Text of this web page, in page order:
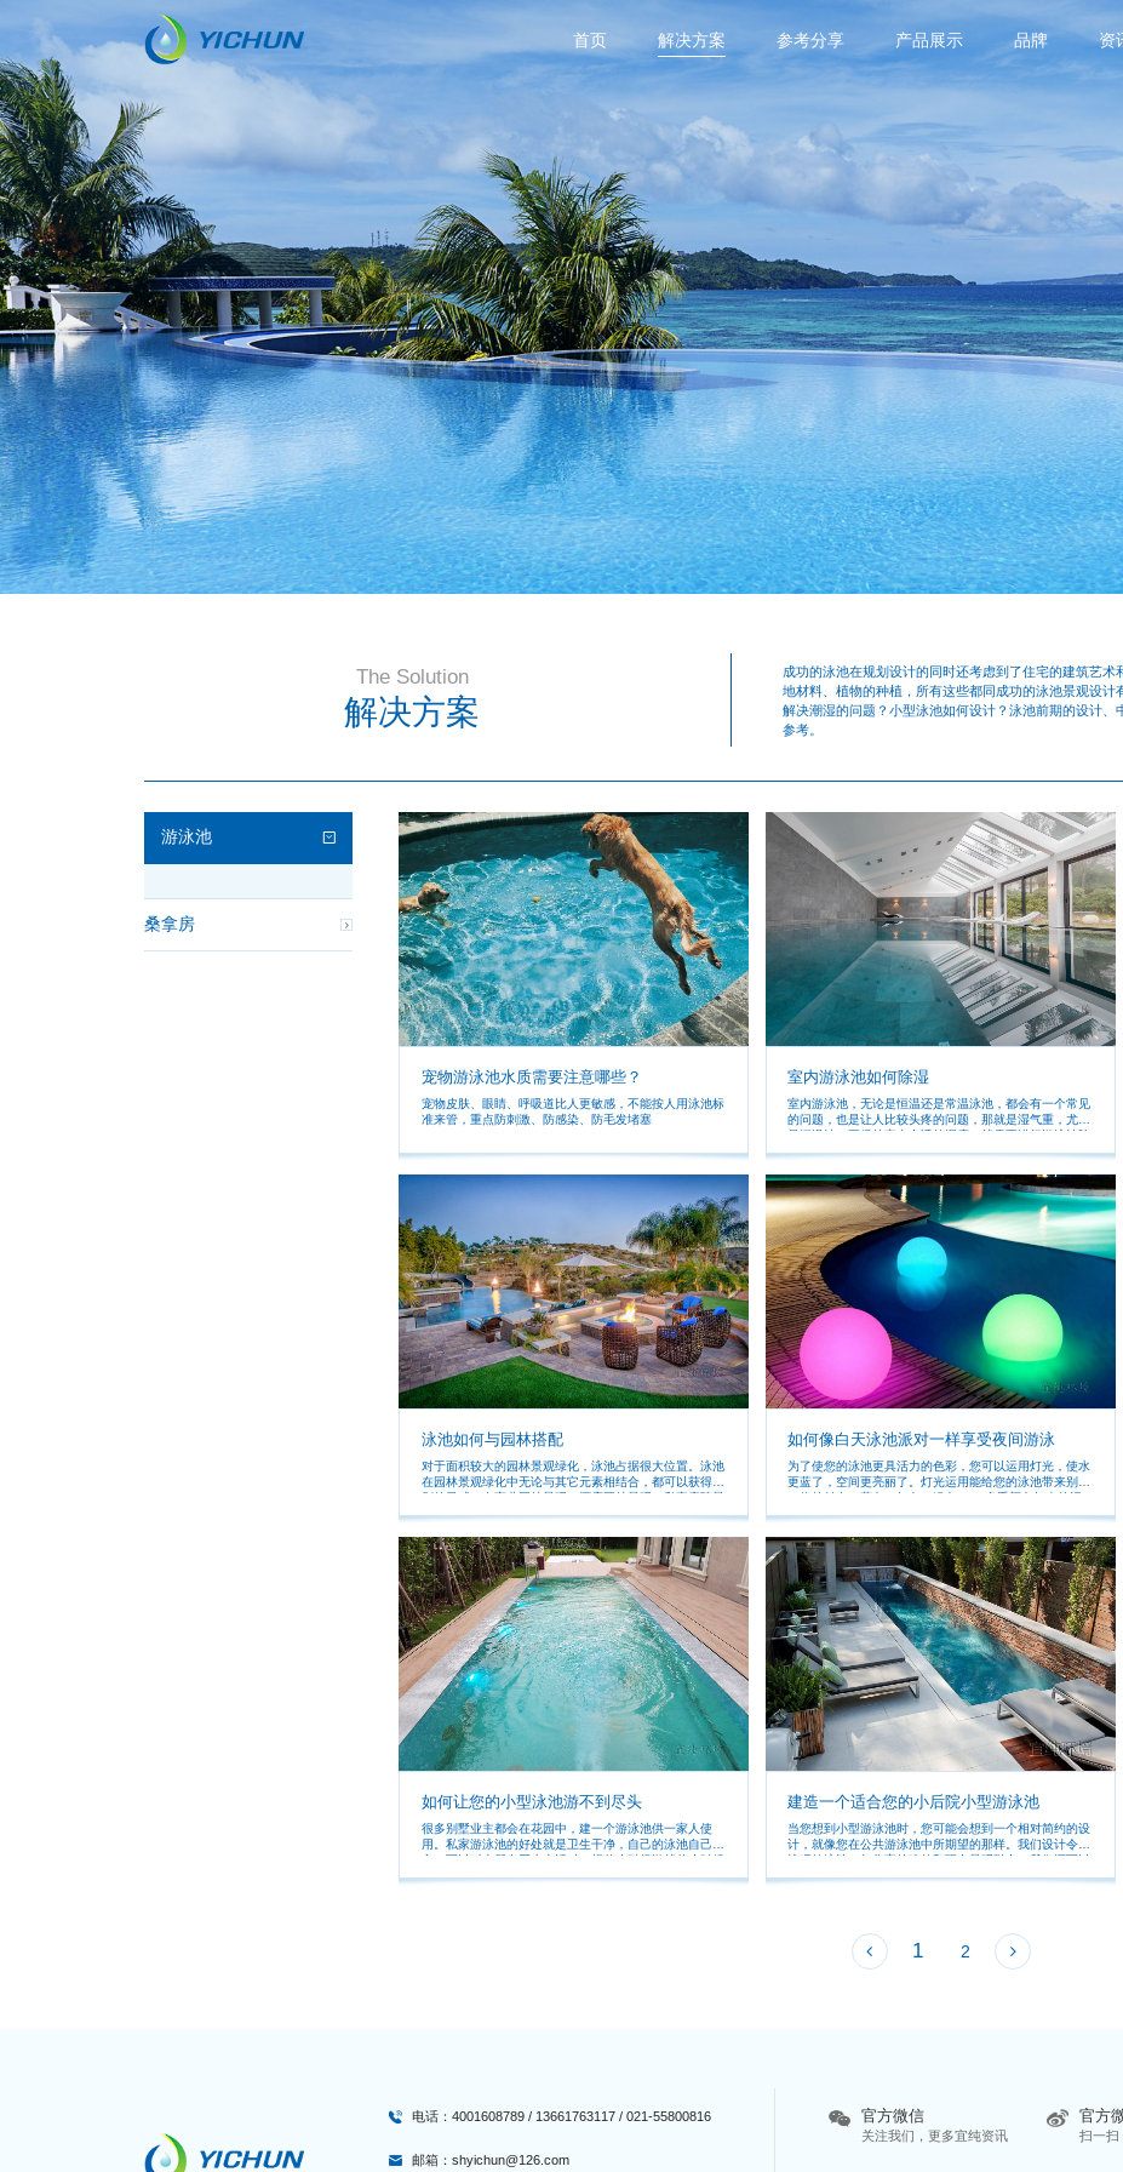
首页 解决方案 参考分享 产品展示 品牌 资
The Solution
解决方案
成功的泳池在规划设计的同时还考虑到了住宅的建筑艺
地材料、植物的种植，所有这些都同成功的泳池景观设
解决潮湿的问题？小型泳池如何设计？泳池前期的设计
参考。
游泳池
桑拿房
宠物游泳池水质需要注意哪些？
宠物皮肤、眼睛、呼吸道比人更敏感，不能按人用泳池标
准来管，重点防刺激、防感染、防毛发堵塞
室内游泳池如何除湿
室内游泳池，无论是恒温还是常温泳池，都会有一个常见
的问题，也是让人比较头疼的问题，那就是湿气重，尤其
是恒温池。要保持室内合适的湿度，就需要进行游泳池除
湿。 室内游泳池的高腐蚀性环境需要保持室内空气湿
水体的热量损失主要是由泳池表面的水体蒸发引起，当室
内泳池空间空气湿度越低和室内泳池空间空气温度越低，
那么室内泳池水体热损失和蒸发量就会越大，在室内泳池
空气湿度不能控制在理想的范围内时，不仅会腐蚀墙面，
房顶，以及周边设备，还会影响人的舒适度。
泳池如何与园林搭配
对于面积较大的园林景观绿化，泳池占据很大位置。泳池
在园林景观绿化中无论与其它元素相结合，都可以获得特
别的灵感，在商业园林景观、酒店园林景观、私家庭院景
观、别墅花园景观绿化中，在每一个地方，都会创造出你
计风格，泳池的设计可以不受很多限制空间，你的泳池设
计应该具有自己的风格，当别人进入私家庭院景观就能感
受到这个泳池很符合你的气质，整个园林景观绿化环境也
就变得吸引眼球了。
如何像白天泳池派对一样享受夜间游泳
为了使您的泳池更具活力的色彩，您可以运用灯光，使水
更蓝了，空间更亮丽了。灯光运用能给您的泳池带来别具
一格的魅力。蓝色、红色、绿色…… 多重颜色灯光的运
用，使您的泳池似是充满了梦幻般的色彩，绚丽缤纷，魅
如何让您的小型泳池游不到尽头
很多别墅业主都会在花园中，建一个游泳池供一家人使
用。私家游泳池的好处就是卫生干净，自己的泳池自己做
主，可以叫上朋友开水上派对，想什么时候游就什么时候
游。但很多业主不主动找游泳池的新乐趣很快就厌倦了。
建造一个适合您的小后院小型游泳池
当您想到小型游泳池时，您可能会想到一个相对简约的设
计，就像您在公共游泳池中所期望的那样。我们设计令人
惊叹的泳池，与您家的建筑和现有景观融合。我们还可以
创建自定义景观以突出您泳池的设计。 尽管形状相对固
1 2
电话：4001608789 / 13661763117 / 021-55800816
邮箱：shyichun@126.com
官方微信
关注我们，更多宜纯资讯
官方
扫一扫